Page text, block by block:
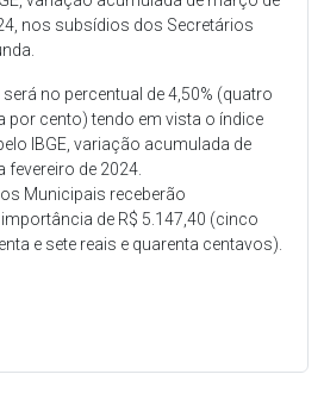
nos subsídios dos Secretários
no percentual de 4,50% (quatro
por cento) tendo em vista o índice
IBGE, variação acumulada de
fevereiro de 2024.
Municipais receberão
de R$ 5.147,40 (cinco
e sete reais e quarenta centavos).